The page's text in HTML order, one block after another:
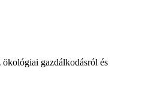
gazdálkodásról és